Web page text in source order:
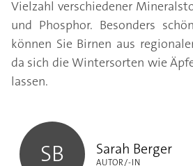
Vielzahl verschiedener
und Phosphor. Besonders
können Sie Birnen aus
da sich die Wintersorten wie
lassen.
SB Sarah Berger
AUTOR/-IN